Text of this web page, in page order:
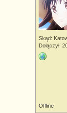
Skąd:
Dołączył:
Offline